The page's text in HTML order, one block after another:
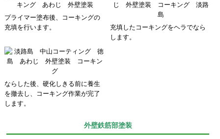
プライマー塗布後、コーキングの
充填を行います。
充填したコーキングをヘラでなら
します。
ならした後、硬化しきる前に養生
を撤去し、コーキング作業が完了
します。
外壁鉄筋部塗装